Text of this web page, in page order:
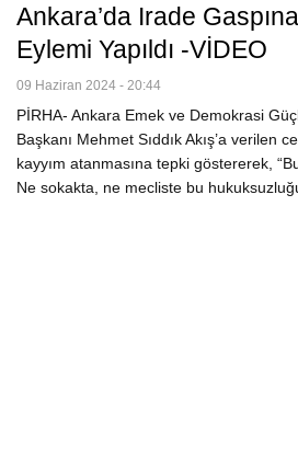
Ankara’da Irade
Eylemi Yapıldı -VİDEO
09 Haziran 2024 - 20:44
PİRHA- Ankara Emek ve Demokrasi
Başkanı Mehmet Sıddık Akış’a verilen
kayyım atanmasına tepki göstererek,
Ne sokakta, ne mecliste bu